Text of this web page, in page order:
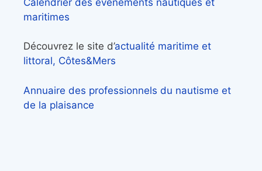
maritimes
Découvrez le site d’actualité maritime et
littoral, Côtes&Mers
Annuaire des professionnels du nautisme et
de la plaisance